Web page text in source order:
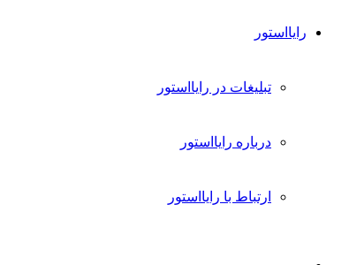
رایااستور
تبلیغات در رایااستور
درباره رایااستور
ارتباط با رایااستور